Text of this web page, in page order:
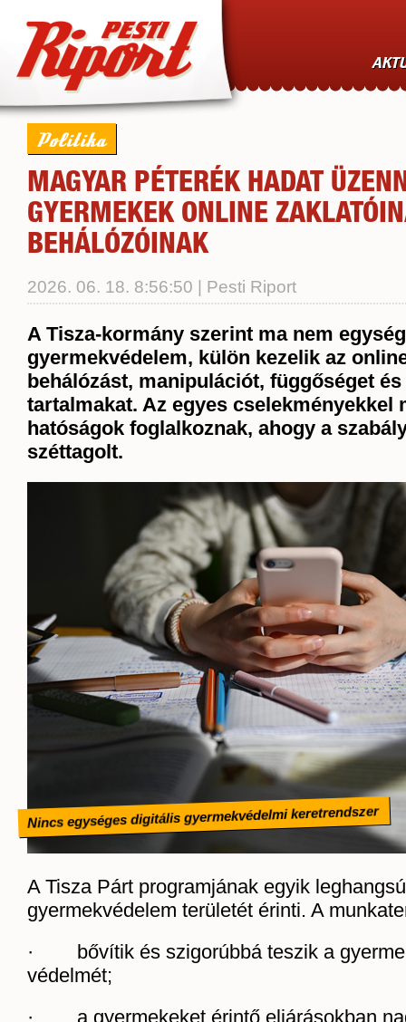
Politika
MAGYAR PÉTERÉK HADAT
GYERMEKEK ONLINE
BEHÁLÓZÓINAK
2026. 06. 18. 8:56:50 | Pesti Riport
A Tisza-kormány szerint ma nem
gyermekvédelem, külön kezelik az
behálózást, manipulációt, függőséget
tartalmakat. Az egyes cselekményekkel
hatóságok foglalkoznak, ahogy a
széttagolt.
Nincs egységes digitális gyermekvédelmi keretrendszer
A Tisza Párt programjának egyik
gyermekvédelem területét érinti. A
· bővítik és szigorúbbá teszik a
védelmét;
· a gyermekeket érintő eljárásokban